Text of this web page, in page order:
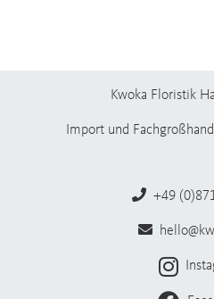
Kwoka Floristik
Import und
+49